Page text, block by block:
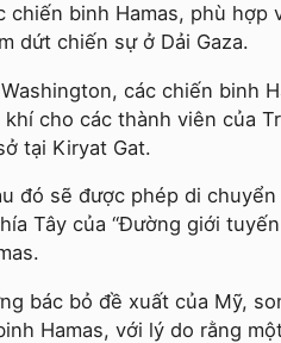
chiến binh Hamas, phù
dứt chiến sự ở Dải Gaza.
các chiến binh
cho các thành viên của
tại Kiryat Gat.
đó sẽ được phép di
Tây của “Đường giới
bác bỏ đề xuất của Mỹ,
Hamas, với lý do rằng